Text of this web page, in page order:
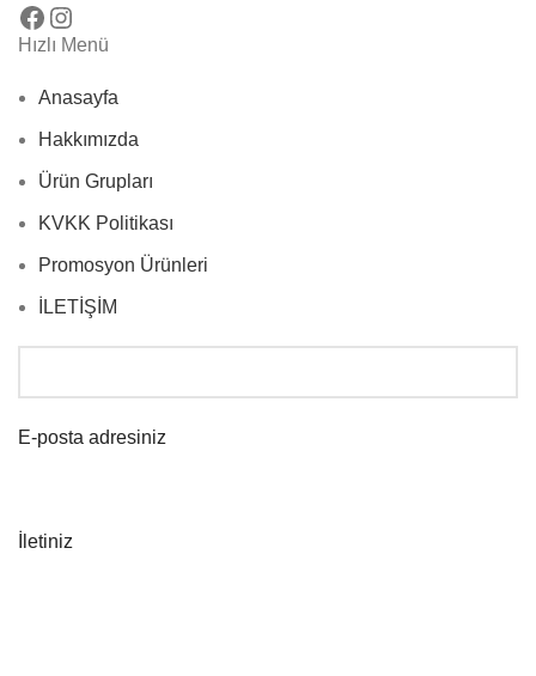
Hızlı Menü
Anasayfa
Hakkımızda
Ürün Grupları
KVKK Politikası
Promosyon Ürünleri
İLETİŞİM
E-posta adresiniz
İletiniz